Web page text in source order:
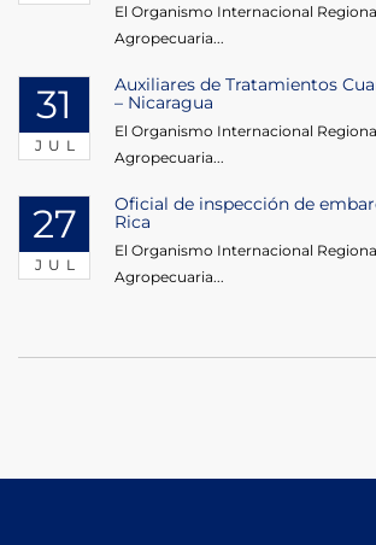
El Organismo Internacional
Agropecuaria...
31
JUL
Auxiliares de Tratamientos
– Nicaragua
El Organismo Internacional
Agropecuaria...
27
JUL
Oficial de inspección de
Rica
El Organismo Internacional
Agropecuaria...